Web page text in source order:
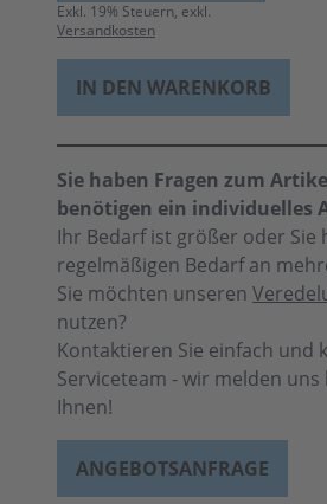
Exkl. 19% Steuern, exkl.
Versandkosten
IN DEN WARENKORB
Sie haben Fragen zum
benötigen ein individuelles
Ihr Bedarf ist größer oder Sie
regelmäßigen Bedarf an
Sie möchten unseren
nutzen?
Kontaktieren Sie einfach und
Serviceteam - wir melden
Ihnen!
ANGEBOTSANFRAGE